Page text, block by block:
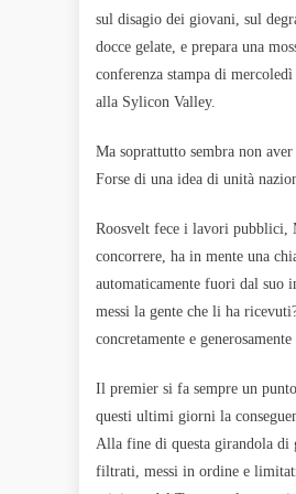
sul disagio dei giovani, sul
docce gelate, e prepara una
conferenza stampa di
alla Sylicon Valley.
Ma soprattutto sembra non
Forse di una idea di unità
Roosvelt fece i lavori pubblici,
concorrere, ha in mente una
automaticamente fuori dal suo
messi la gente che li ha
concretamente e
Il premier si fa sempre un
questi ultimi giorni la
Alla fine di questa girandola di
filtrati, messi in ordine e